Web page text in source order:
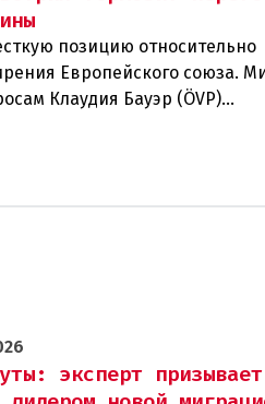
позицию относительно
Европейского союза.
Клаудия Бауэр (ÖVP)
эксперт призывает